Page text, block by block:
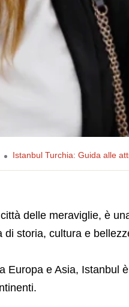
Istanbul Turchia: Guida alle
delle meraviglie, è
di storia, cultura e
Europa e Asia, Istanbul